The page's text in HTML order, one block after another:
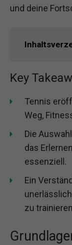
und deine
Key
Tennis
Weg,
Die
das
essenziell.
Ein
zu